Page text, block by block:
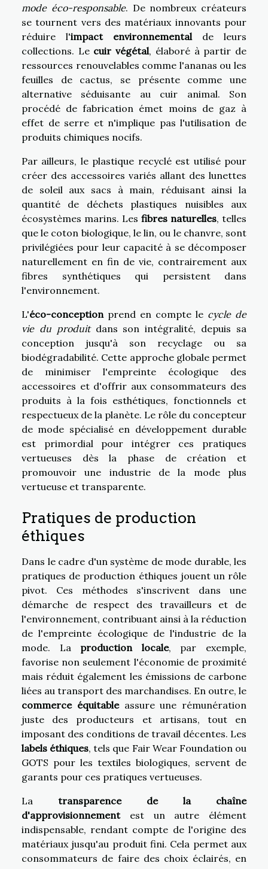
mode éco-responsable. De nombreux créateurs
se tournent vers des matériaux innovants pour
réduire l'impact environnemental de leurs
collections. Le cuir végétal, élaboré à partir de
ressources renouvelables comme l'ananas ou les
feuilles de cactus, se présente comme une
alternative séduisante au cuir animal. Son
procédé de fabrication émet moins de gaz à
effet de serre et n'implique pas l'utilisation de
produits chimiques nocifs.
Par ailleurs, le plastique recyclé est utilisé pour
créer des accessoires variés allant des lunettes
de soleil aux sacs à main, réduisant ainsi la
quantité de déchets plastiques nuisibles aux
écosystèmes marins. Les fibres naturelles, telles
que le coton biologique, le lin, ou le chanvre, sont
privilégiées pour leur capacité à se décomposer
naturellement en fin de vie, contrairement aux
fibres synthétiques qui persistent dans
l'environnement.
L'éco-conception prend en compte le cycle de
vie du produitdans son intégralité, depuis sa
conception jusqu'à son recyclage ou sa
biodégradabilité. Cette approche globale permet
de minimiser l'empreinte écologique des
accessoires et d'offrir aux consommateurs des
produits à la fois esthétiques, fonctionnels et
respectueux de la planète. Le rôle du concepteur
de mode spécialisé en développement durable
est primordial pour intégrer ces pratiques
vertueuses dès la phase de création et
promouvoir une industrie de la mode plus
vertueuse et transparente.
Pratiques de production
éthiques
Dans le cadre d'un système de mode durable, les
pratiques de production éthiques jouent un rôle
pivot. Ces méthodes s'inscrivent dans une
démarche de respect des travailleurs et de
l'environnement, contribuant ainsi à la réduction
de l'empreinte écologique de l'industrie de la
mode. La production locale, par exemple,
favorise non seulement l'économie de proximité
mais réduit également les émissions de carbone
liées au transport des marchandises. En outre, le
commerce équitableassure une rémunération
juste des producteurs et artisans, tout en
imposant des conditions de travail décentes. Les
labels éthiques, tels que Fair Wear Foundation ou
GOTS pour les textiles biologiques, servent de
garants pour ces pratiques vertueuses.
La transparence de la chaîne
d'approvisionnementest un autre élément
indispensable, rendant compte de l'origine des
matériaux jusqu'au produit fini. Cela permet aux
consommateurs de faire des choix éclairés, en